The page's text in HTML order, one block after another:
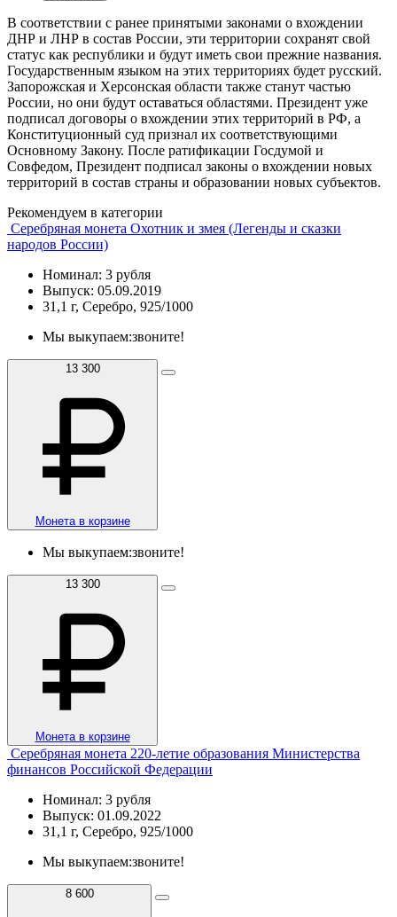
В соответствии с ранее принятыми законами о вхождении
ДНР и ЛНР в состав России, эти территории сохранят свой
статус как республики и будут иметь свои прежние названия.
Государственным языком на этих территориях будет русский.
Запорожская и Херсонская области также станут частью
России, но они будут оставаться областями. Президент уже
подписал договоры о вхождении этих территорий в РФ, а
Конституционный суд признал их соответствующими
Основному Закону. После ратификации Госдумой и
Совфедом, Президент подписал законы о вхождении новых
территорий в состав страны и образовании новых субъектов.
Рекомендуем в категории
Серебряная монета Охотник и змея (Легенды и сказки
народов России)
Номинал: 3 рубля
Выпуск: 05.09.2019
31,1 г, Серебро, 925/1000
Мы выкупаем:звоните!
13 300
Монета в корзине
Мы выкупаем:звоните!
13 300
Монета в корзине
Серебряная монета 220-летие образования Министерства
финансов Российской Федерации
Номинал: 3 рубля
Выпуск: 01.09.2022
31,1 г, Серебро, 925/1000
Мы выкупаем:звоните!
8 600